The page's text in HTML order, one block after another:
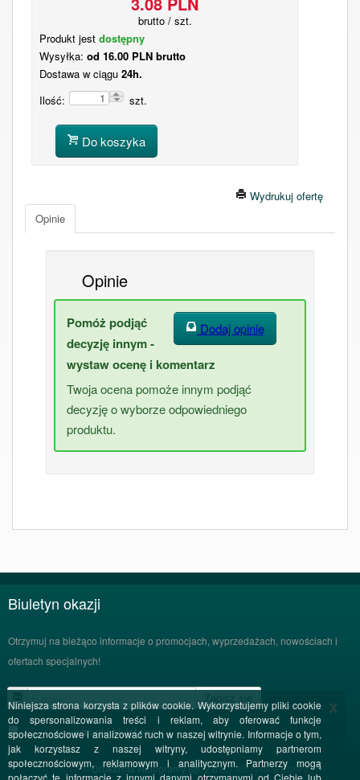
brutto / szt.
Produkt jestdostępny
Wysyłka:od 16.00 PLN brutto
Dostawa w ciągu24h.
Ilość:
szt.
Do koszyka
Wydrukuj ofertę
Opinie
Opinie
Dodaj opinię
Pomóż podjąć
decyzję innym -
wystaw ocenę i komentarz
Twoja ocena pomoże innym podjąć
decyzję o wyborze odpowiedniego
produktu.
Biuletyn okazji
Otrzymuj na bieżąco informacje o promocjach, wyprzedażach, nowościach i
ofertach specjalnych!
Akceptujęwarunki biuletynu
2017 ©Drukarnia Hologramy Sp. z o.o./ Wszystkie prawa
x
Niniejsza strona korzysta z plików cookie. Wykorzystujemy pliki cookie
do spersonalizowania treści i reklam, aby oferować funkcje
społecznościowe i analizować ruch w naszej witrynie. Informacje o tym,
jak korzystasz z naszej witryny, udostępniamy partnerom
społecznościowym, reklamowym i analitycznym. Partnerzy mogą
połączyć te informacje z innymi danymi otrzymanymi od Ciebie lub